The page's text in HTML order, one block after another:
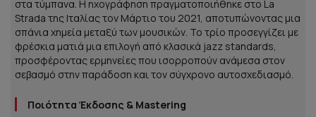
στα τύμπανα. Η ηχογράφηση πραγματοποιήθηκε στο La
Strada της Ιταλίας τον Μάρτιο του 2021, αποτυπώνοντας μια
σπάνια χημεία μεταξύ των μουσικών. Το τρίο προσεγγίζει με
φρέσκια ματιά μια επιλογή από κλασικά jazz standards,
προσφέροντας ερμηνείες που ισορροπούν ανάμεσα στον
σεβασμό στην παράδοση και τον σύγχρονο αυτοσχεδιασμό.
Ποιότητα Έκδοσης & Mastering